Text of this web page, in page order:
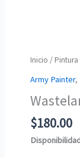
Inicio /
Army Painter,
$180.00